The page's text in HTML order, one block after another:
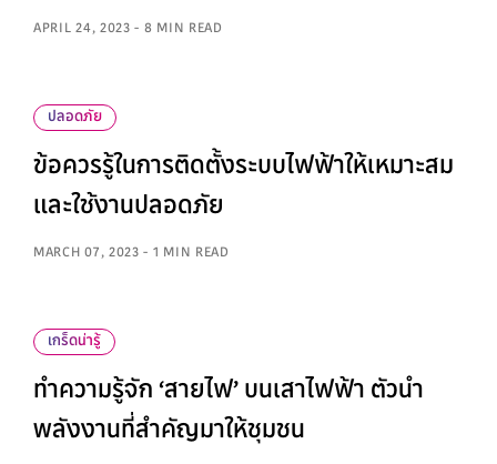
APRIL 24, 2023 - 8 MIN READ
ปลอดภัย
ข้อควรรู้ในการติดตั้งระบบไฟฟ้าให้เหมาะสม
และใช้งานปลอดภัย
MARCH 07, 2023 - 1 MIN READ
เกร็ดน่ารู้
ทำความรู้จัก ‘สายไฟ’ บนเสาไฟฟ้า ตัวนำ
พลังงานที่สำคัญมาให้ชุมชน